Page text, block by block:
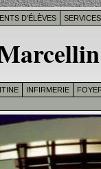
D’ÉLÈVES
INFIRMERIE